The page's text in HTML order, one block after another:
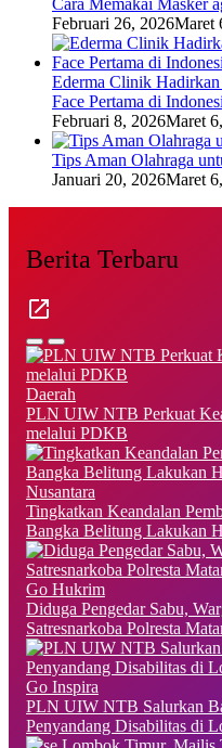
Februari 26, 2026Maret
Ederma Clinik
Face Pertama di
Februari 8, 2026Maret
Tips Aman Olahraga
Januari 20, 2026Maret
Berita Terbaru
Daerah
PLN UIW NTB Perkuat
melalui PDKB
Nusantara
Tingkatkan Keandalan
Bangka Belitung Lakukan
Go Hukrim
Diduga Pengedar Sabu,
Satresnarkoba Polresta
Go Inspira
PLN UIW NTB Salurkan
Penyandang Disabilitas di